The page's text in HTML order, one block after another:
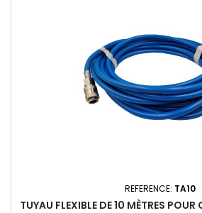
REFERENCE: TA10
TUYAU FLEXIBLE DE 10 MÈTRES POUR